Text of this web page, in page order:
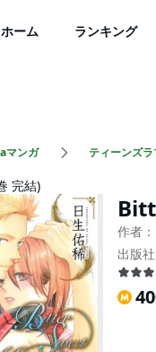
ホーム ランキング
マンガ ティーンズラ
完結)
作者：
出版社